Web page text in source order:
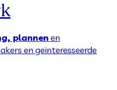
plannen en
en geïnteresseerde